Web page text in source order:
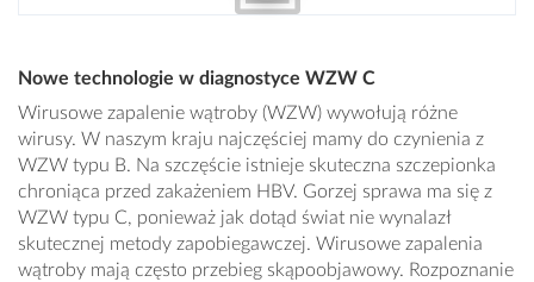
Nowe technologie w diagnostyce WZW C
Wirusowe zapalenie wątroby (WZW) wywołują różne
wirusy. W naszym kraju najczęściej mamy do czynienia z
WZW typu B. Na szczęście istnieje skuteczna szczepionka
chroniąca przed zakażeniem HBV. Gorzej sprawa ma się z
WZW typu C, ponieważ jak dotąd świat nie wynalazł
skutecznej metody zapobiegawczej. Wirusowe zapalenia
wątroby mają często przebieg skąpoobjawowy. Rozpoznanie